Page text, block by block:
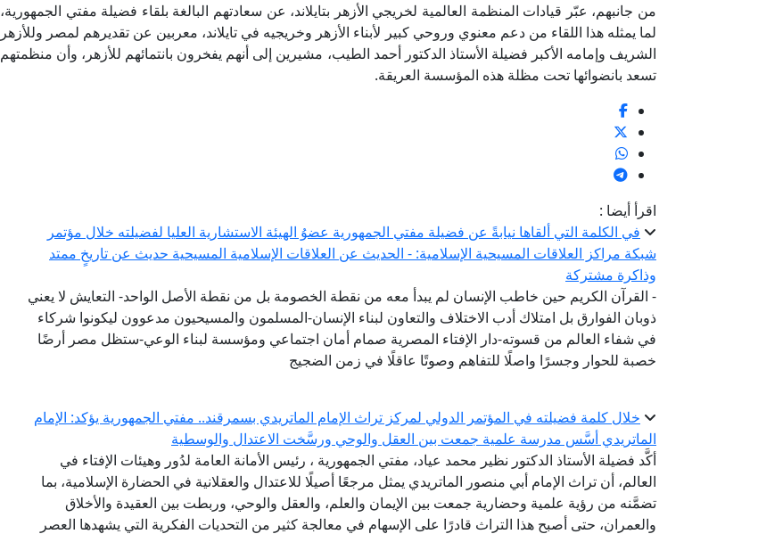
من جانبهم، عبّر قيادات المنظمة العالمية لخريجي الأزهر بتايلاند، عن سعادتهم البالغة بلقاء فضيلة مفتي الجمهورية،
لما يمثله هذا اللقاء من دعم معنوي وروحي كبير لأبناء الأزهر وخريجيه في تايلاند، معربين عن تقديرهم لمصر وللأزهر
الشريف وإمامه الأكبر فضيلة الأستاذ الدكتور أحمد الطيب، مشيرين إلى أنهم يفخرون بانتمائهم للأزهر، وأن منظمتهم
تسعد بانضوائها تحت مظلة هذه المؤسسة العريقة.
اقرأ أيضا :
في الكلمة التي ألقاها نيابةً عن فضيلة مفتي الجمهورية عضوُ الهيئة الاستشارية العليا لفضيلته خلال مؤتمر
شبكة مراكز العلاقات المسيحية الإسلامية: - الحديث عن العلاقات الإسلامية المسيحية حديث عن تاريخٍ ممتد
وذاكرة مشتركة
- القرآن الكريم حين خاطب الإنسان لم يبدأ معه من نقطة الخصومة بل من نقطة الأصل الواحد- التعايش لا يعني
ذوبان الفوارق بل امتلاك أدب الاختلاف والتعاون لبناء الإنسان-المسلمون والمسيحيون مدعوون ليكونوا شركاء
في شفاء العالم من قسوته-دار الإفتاء المصرية صمام أمان اجتماعي ومؤسسة لبناء الوعي-ستظل مصر أرضًا
خصبة للحوار وجسرًا واصلًا للتفاهم وصوتًا عاقلًا في زمن الضجيج
خلال كلمة فضيلته في المؤتمر الدولي لمركز تراث الإمام الماتريدي بسمرقند.. مفتي الجمهورية يؤكد: الإمام
الماتريدي أسَّس مدرسة علمية جمعت بين العقل والوحي ورسَّخت الاعتدال والوسطية
أكَّد فضيلة الأستاذ الدكتور نظير محمد عياد، مفتي الجمهورية ، رئيس الأمانة العامة لدُور وهيئات الإفتاء في
العالم، أن تراث الإمام أبي منصور الماتريدي يمثل مرجعًا أصيلًا للاعتدال والعقلانية في الحضارة الإسلامية، بما
تضمَّنه من رؤية علمية وحضارية جمعت بين الإيمان والعلم، والعقل والوحي، وربطت بين العقيدة والأخلاق
والعمران، حتى أصبح هذا التراث قادرًا على الإسهام في معالجة كثير من التحديات الفكرية التي يشهدها العصر